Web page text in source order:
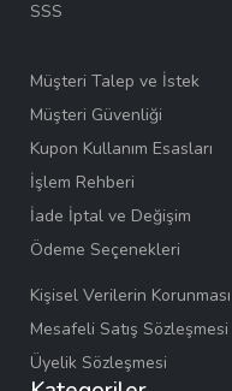
SSS
Müşteri Talep ve İstek
Müşteri Güvenliği
Kupon Kullanım Esasları
İşlem Rehberi
İade İptal ve Değişim
Ödeme Seçenekleri
Kişisel Verilerin Korunması
Mesafeli Satış Sözleşmesi
Üyelik Sözleşmesi